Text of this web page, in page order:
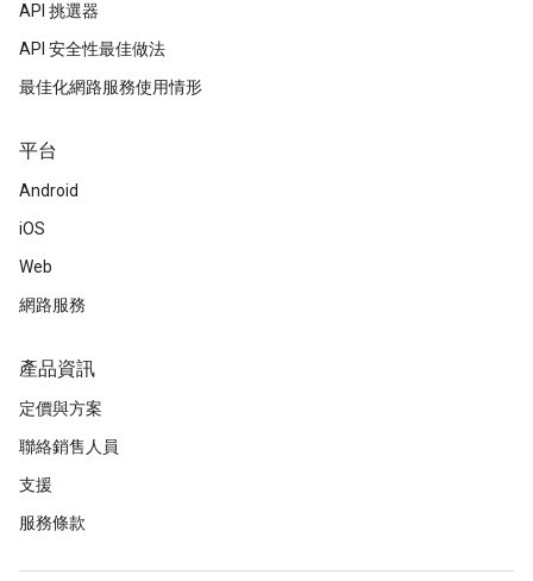
API 挑選器
API 安全性最佳做法
最佳化網路服務使用情形
平台
Android
iOS
Web
網路服務
產品資訊
定價與方案
聯絡銷售人員
支援
服務條款